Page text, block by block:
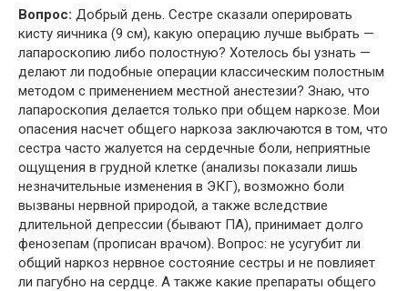
Вопрос: Добрый день. Сестре сказали оперировать
кисту яичника (9 см), какую операцию лучше выбрать —
лапароскопию либо полостную? Хотелось бы узнать —
делают ли подобные операции классическим полостным
методом с применением местной анестезии? Знаю, что
лапароскопия делается только при общем наркозе. Мои
опасения насчет общего наркоза заключаются в том, что
сестра часто жалуется на сердечные боли, неприятные
ощущения в грудной клетке (анализы показали лишь
незначительные изменения в ЭКГ), возможно боли
вызваны нервной природой, а также вследствие
длительной депрессии (бывают ПА), принимает долго
фенозепам (прописан врачом). Вопрос: не усугубит ли
общий наркоз нервное состояние сестры и не повлияет
ли пагубно на сердце. А также какие препараты общего